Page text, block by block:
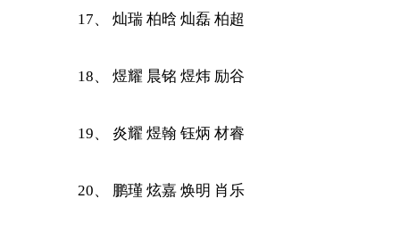
17、 灿瑞 柏晗 灿磊 柏超
18、 煜耀 晨铭 煜炜 励谷
19、 炎耀 煜翰 钰炳 材睿
20、 鹏瑾 炫嘉 焕明 肖乐